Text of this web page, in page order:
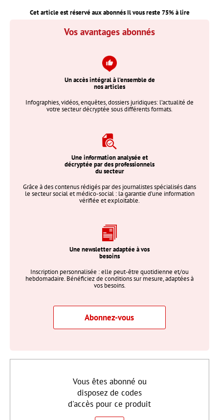
Cet article est réservé aux abonnés Il vous reste75% à lire
Vos avantages abonnés
Un accès intégral à l’ensemble de
nos articles
Infographies, vidéos, enquêtes, dossiers juridiques: l’actualité de
votre secteur décryptée sous différents formats.
Une information analysée et
décryptée par des professionnels
du secteur
Grâce à des contenus rédigés par des journalistes spécialisés dans
le secteur social et médico-social : la garantie d’une information
vérifiée et exploitable.
Une newsletter adaptée à vos
besoins
Inscription personnalisée : elle peut-être quotidienne et/ou
hebdomadaire. Bénéficiez de conditions sur mesure, adaptées à
vos besoins.
Abonnez-vous
Vous êtes abonné ou
disposez de codes
d'accès pour ce produit